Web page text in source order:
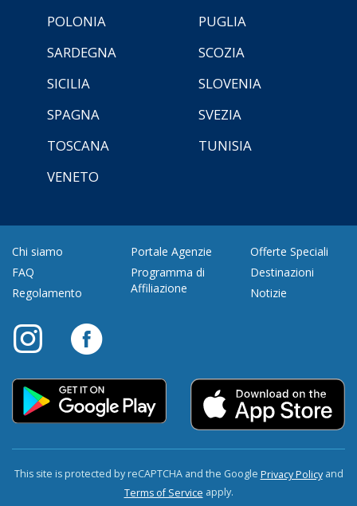
POLONIA
PUGLIA
SARDEGNA
SCOZIA
SICILIA
SLOVENIA
SPAGNA
SVEZIA
TOSCANA
TUNISIA
VENETO
Chi siamo
FAQ
Regolamento
Portale Agenzie
Programma di
Affiliazione
Offerte Speciali
Destinazioni
Notizie
This site is protected by reCAPTCHA and the Google Privacy Policyand
Terms of Service apply.